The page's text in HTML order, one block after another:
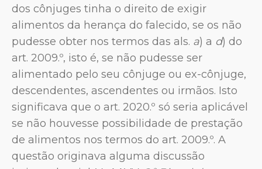
dos cônjuges tinha o direito de exigir
alimentos da herança do falecido, se os não
pudesse obter nos termos das als. a) a d) do
art. 2009.º, isto é, se não pudesse ser
alimentado pelo seu cônjuge ou ex-cônjuge,
descendentes, ascendentes ou irmãos. Isto
significava que o art. 2020.º só seria aplicável
se não houvesse possibilidade de prestação
de alimentos nos termos do art. 2009.º. A
questão originava alguma discussão